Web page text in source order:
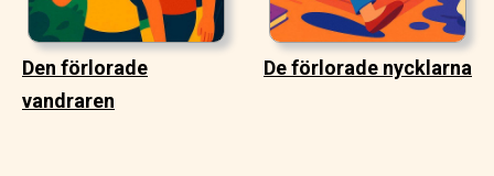
Den förlorade
vandraren
De förlorade nycklarna